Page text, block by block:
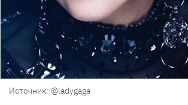
Источник: @ladygaga